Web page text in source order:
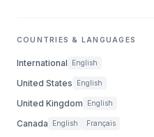
COUNTRIES & LANGUAGES
International English
United States English
United Kingdom English
Canada English Français